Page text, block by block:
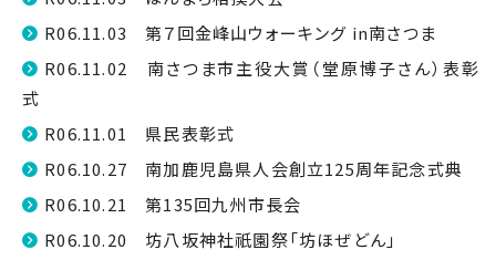
R06.11.03 第７回金峰山ウォーキング in南さつま
R06.11.02 南さつま市主役大賞（堂原博子さん）表彰
式
R06.11.01 県民表彰式
R06.10.27 南加鹿児島県人会創立125周年記念式典
R06.10.21 第135回九州市長会
R06.10.20 坊八坂神社祇園祭「坊ほぜどん」